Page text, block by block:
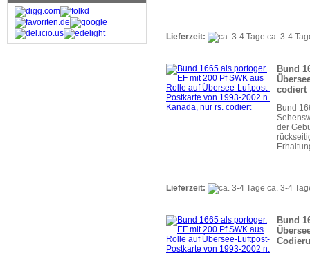
Lieferzeit: ca. 3-4
Bund
codiert
Bund
der
Lieferzeit: ca. 3-4
Bund